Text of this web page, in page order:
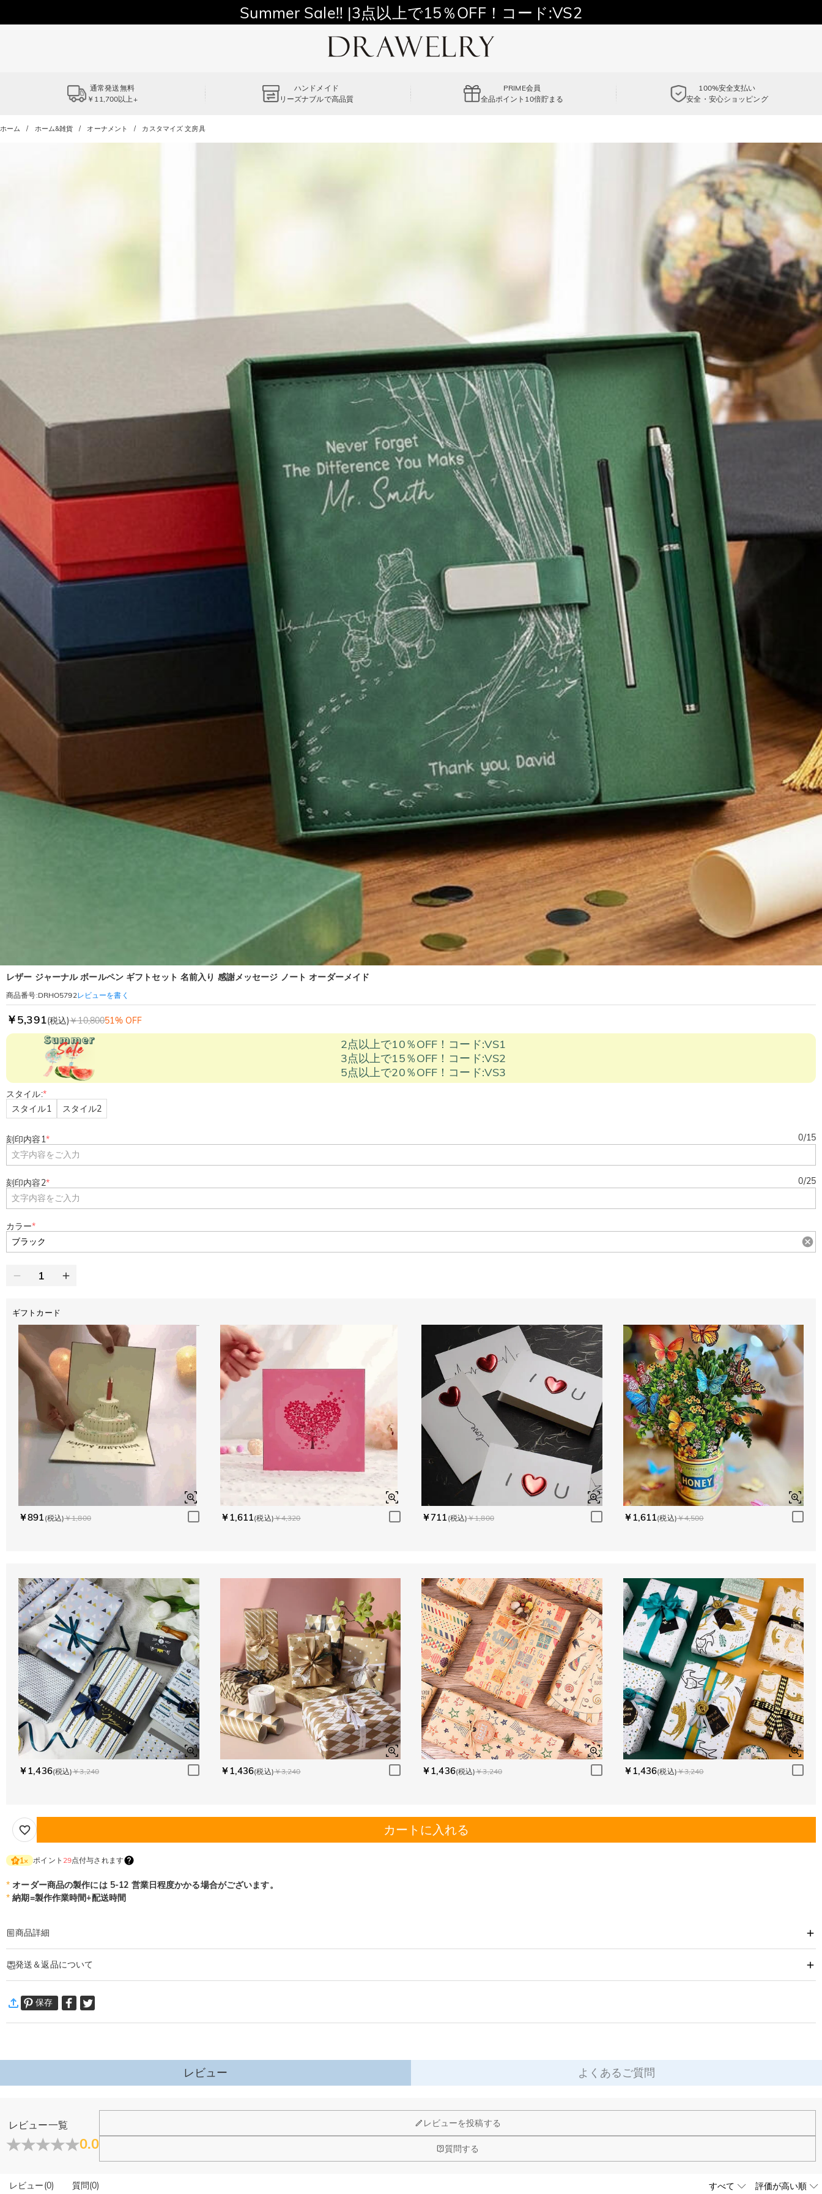
11,700円以上通常配送無料！
Summer Sale!! |3点以上で15％OFF！コード:VS2
通常発送無料
￥11,700以上+
ハンドメイド
リーズナブルで高品質
PRIME会員
全品ポイント10倍貯まる
100%安全支払い
安全・安心ショッピング
ホーム ホーム&雑貨 オーナメント カスタマイズ 文房具
レザー ジャーナル ボールペン ギフトセット 名前入り 感謝メッセージ ノート オーダーメイド
商品番号:DRHO5792レビューを書く
￥5,391(税込)￥10,80051% OFF
2点以上で10％OFF！コード:VS1
3点以上で15％OFF！コード:VS2
5点以上で20％OFF！コード:VS3
スタイル:*
スタイル1
スタイル2
刻印内容1* 0/15
刻印内容2* 0/25
カラー*
ギフトカード
￥891 (税込)￥1,800 ￥1,611(税込)￥4,320 ￥711 (税込)￥1,800 ￥1,611(税込)￥4,500
￥1,436(税込)￥3,240 ￥1,436(税込)￥3,240 ￥1,436(税込)￥3,240 ￥1,436(税込)￥3,240
カートに入れる
1× ポイント 29点付与されます
* オーダー商品の製作には 5-12 営業日程度かかる場合がございます。
* 納期=製作作業時間+配送時間
商品詳細
卒業や異動、新たなステージの門出にぴったりな、名前・メッセージ刻印可能なノート & ボールペンセット。
レザー調表紙に名前、誕生花、メッセージなどを刻印でき、使い込むほど味わいが深まり、手帳や日記、目標管理に最適。ボールペンには替え芯 1 本付属、開封後すぐ使用できる実用的な一品です。
単なる文房具ではなく贈り手の想いを託した記念品。使うたび新しい一歩を後押ししてくれます。
こんなシーンにおすすめ
卒業祝い：新しい門出を祝う、心に残るギフトに
娘さんへのプレゼント：名前入りのノートで、日々の思い出を刻んでほしい時に
先生へのお礼：日々の業務や授業で使える、実用的で個性的な記念品に
発送＆返品について
万一、ご注文商品にご満足いただけない場合は、商品が到着後60日以内に返品＆交換できます。
詳細はこちら
保存
レビュー よくあるご質問
レビュー一覧
0.0
レビューを投稿する
質問する
レビュー(0) 質問(0)